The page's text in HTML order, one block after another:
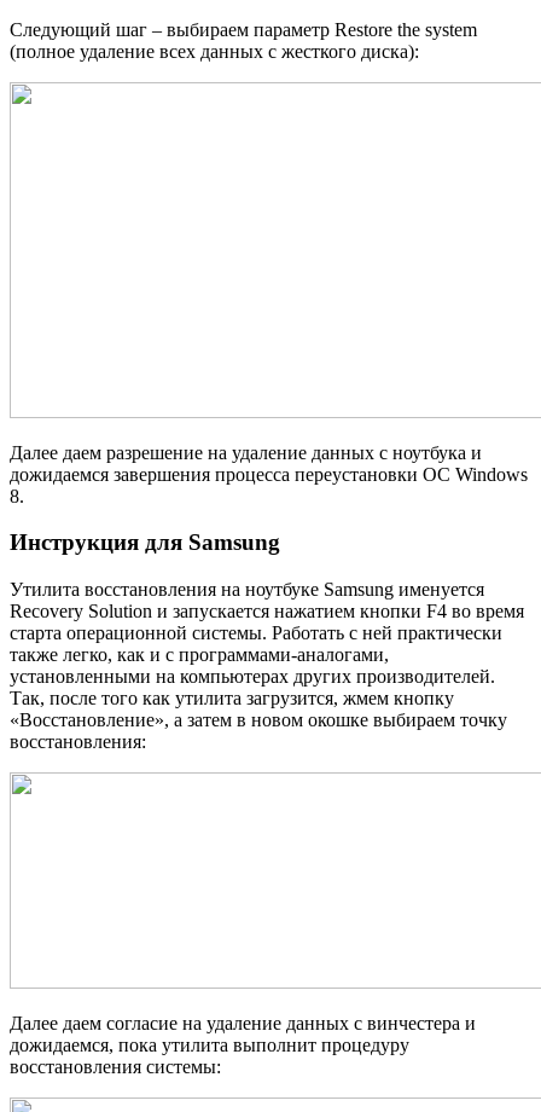
Следующий шаг – выбираем параметр Restore the system
(полное удаление всех данных с жесткого диска):
Далее даем разрешение на удаление данных с ноутбука и
дожидаемся завершения процесса переустановки ОС Windows
8.
Инструкция для Samsung
Утилита восстановления на ноутбуке Samsung именуется
Recovery Solution и запускается нажатием кнопки F4 во время
старта операционной системы. Работать с ней практически
также легко, как и с программами-аналогами,
установленными на компьютерах других производителей.
Так, после того как утилита загрузится, жмем кнопку
«Восстановление», а затем в новом окошке выбираем точку
восстановления:
Далее даем согласие на удаление данных с винчестера и
дожидаемся, пока утилита выполнит процедуру
восстановления системы: